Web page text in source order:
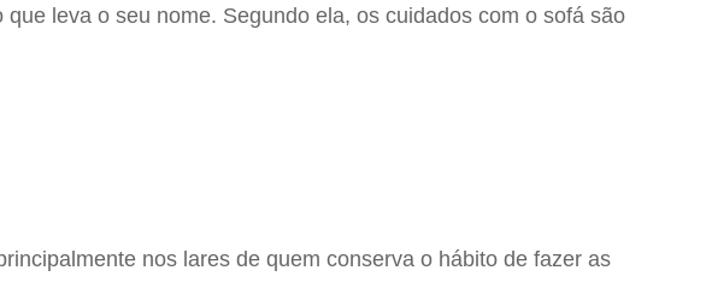
leva o seu nome. Segundo ela, os cuidados com o sofá são
nos lares de quem conserva o hábito de fazer as